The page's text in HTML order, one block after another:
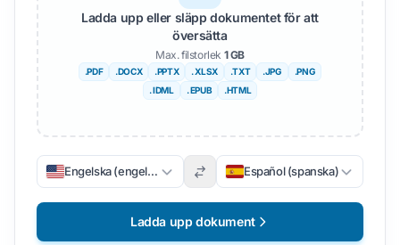
Ladda upp eller släpp dokumentet för att
översätta
Max. filstorlek 1 GB
.PDF .DOCX .PPTX . XLSX .TXT .JPG
.PNG
. IDML
. EPUB .HTML
Engelska (engelska) Español (spanska)
Ladda upp dokument